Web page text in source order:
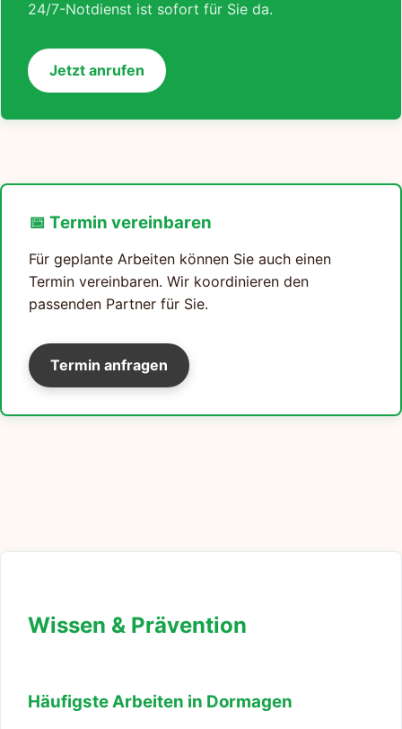
24/7-Notdienst ist sofort für Sie da.
Jetzt anrufen
📅 Termin vereinbaren
Für geplante Arbeiten können Sie auch einen
Termin vereinbaren. Wir koordinieren den
passenden Partner für Sie.
Termin anfragen
Wissen & Prävention
Häufigste Arbeiten in Dormagen